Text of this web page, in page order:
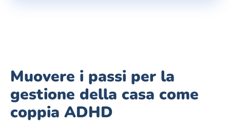
Muovere i passi per la
gestione della casa come
coppia ADHD